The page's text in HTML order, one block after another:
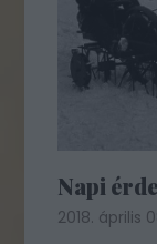
Napi
2018. április